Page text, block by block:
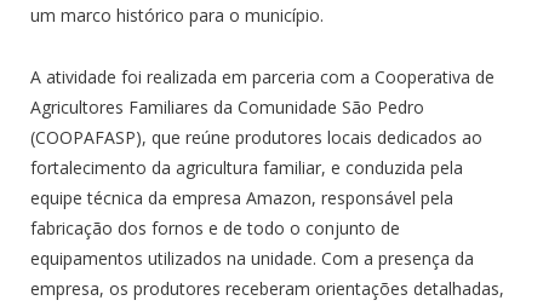
um marco histórico para o município.
A atividade foi realizada em parceria com a Cooperativa de
Agricultores Familiares da Comunidade São Pedro
(COOPAFASP), que reúne produtores locais dedicados ao
fortalecimento da agricultura familiar, e conduzida pela
equipe técnica da empresa Amazon, responsável pela
fabricação dos fornos e de todo o conjunto de
equipamentos utilizados na unidade. Com a presença da
empresa, os produtores receberam orientações detalhadas,